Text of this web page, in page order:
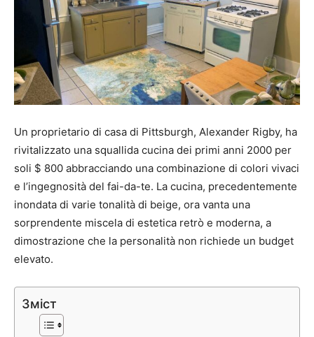
Un proprietario di casa di Pittsburgh, Alexander Rigby, ha
rivitalizzato una squallida cucina dei primi anni 2000 per
soli $ 800 abbracciando una combinazione di colori vivaci
e l’ingegnosità del fai-da-te. La cucina, precedentemente
inondata di varie tonalità di beige, ora vanta una
sorprendente miscela di estetica retrò e moderna, a
dimostrazione che la personalità non richiede un budget
elevato.
Зміст